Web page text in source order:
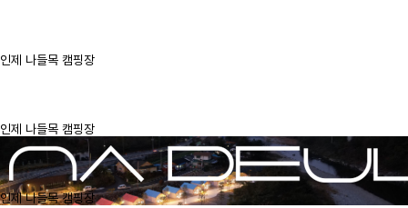
인제 나들목 캠핑장
인제 나들목 캠핑장
인제 나들목 캠핑장